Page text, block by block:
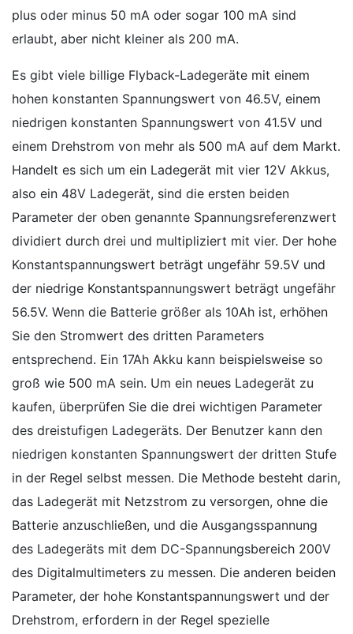
plus oder minus 50 mA oder sogar 100 mA sind
erlaubt, aber nicht kleiner als 200 mA.
Es gibt viele billige Flyback-Ladegeräte mit einem
hohen konstanten Spannungswert von 46.5V, einem
niedrigen konstanten Spannungswert von 41.5V und
einem Drehstrom von mehr als 500 mA auf dem Markt.
Handelt es sich um ein Ladegerät mit vier 12V Akkus,
also ein 48V Ladegerät, sind die ersten beiden
Parameter der oben genannte Spannungsreferenzwert
dividiert durch drei und multipliziert mit vier. Der hohe
Konstantspannungswert beträgt ungefähr 59.5V und
der niedrige Konstantspannungswert beträgt ungefähr
56.5V. Wenn die Batterie größer als 10Ah ist, erhöhen
Sie den Stromwert des dritten Parameters
entsprechend. Ein 17Ah Akku kann beispielsweise so
groß wie 500 mA sein. Um ein neues Ladegerät zu
kaufen, überprüfen Sie die drei wichtigen Parameter
des dreistufigen Ladegeräts. Der Benutzer kann den
niedrigen konstanten Spannungswert der dritten Stufe
in der Regel selbst messen. Die Methode besteht darin,
das Ladegerät mit Netzstrom zu versorgen, ohne die
Batterie anzuschließen, und die Ausgangsspannung
des Ladegeräts mit dem DC-Spannungsbereich 200V
des Digitalmultimeters zu messen. Die anderen beiden
Parameter, der hohe Konstantspannungswert und der
Drehstrom, erfordern in der Regel spezielle